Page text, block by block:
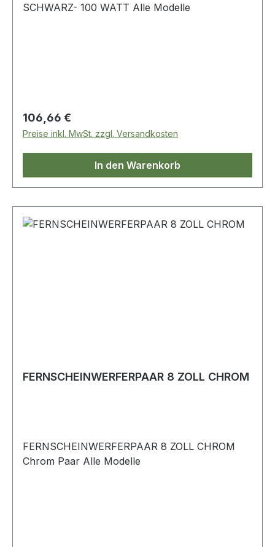
SCHWARZ- 100 WATT Alle Modelle
Regulärer Preis:
106,66 €
Preise inkl. MwSt. zzgl. Versandkosten
In den Warenkorb
FERNSCHEINWERFERPAAR 8 ZOLL CHROM
FERNSCHEINWERFERPAAR 8 ZOLL CHROM
Chrom Paar Alle Modelle